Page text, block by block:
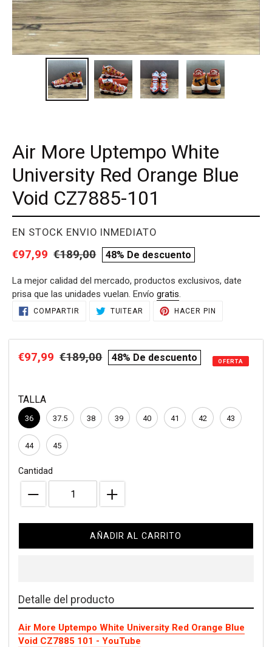
Air More Uptempo White
University Red Orange Blue
Void CZ7885-101
PROVEEDOR
EN STOCK ENVIO INMEDIATO
Precio
venta
€97,99 Precio
€189,00
compare
48% De descuento
La mejor calidad del mercado, productos exclusivos, date
prisa que las unidades vuelan. Envío gratis.
Agregando
tu
compra
COMPARTIR COMPARTIRTUITEAR TUITEARHACER PIN
Precio
€97,99 Precio
€189,00
compare
48% De descuento OFERTA
TALLA
36 37.5 38 39 40 41 42 43
44 45
Cantidad
AÑADIR AL CARRITO
Detalle del producto
Air More Uptempo White University Red Orange Blue
Void CZ7885 101 - YouTube